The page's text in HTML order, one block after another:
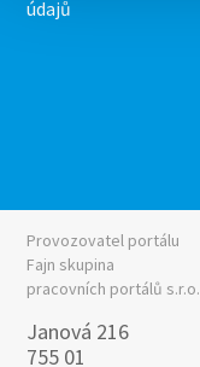
údajů
Provozovatel portálu
Fajn skupina
pracovních portálů s.r.o.
Janová 216
755 01